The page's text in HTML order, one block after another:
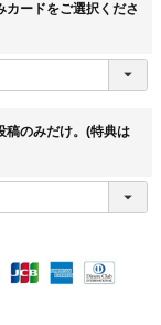
カードをご選択くださ
稿のみだけ。(特典は